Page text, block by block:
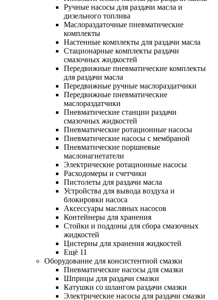
Ручные насосы для раздачи масла и
дизельного топлива
Маслораздаточные пневматические
комплекты
Настенные комплекты для раздачи масла
Стационарные комплекты раздачи
смазочных жидкостей
Передвижные пневматические комплекты
для раздачи масла
Передвижные ручные маслораздатчики
Передвижные пневматические
маслораздатчики
Пневматические станции раздачи
смазочных жидкостей
Пневматические ротационные насосы
Пневматические насосы с мембраной
Пневматические поршневые
маслонагнетатели
Электрические ротационные насосы
Расходомеры и счетчики
Пистолеты для раздачи масла
Устройства для вывода воздуха и
блокировки насоса
Аксессуары масляных насосов
Контейнеры для хранения
Стойки и поддоны для сбора смазочных
жидкостей
Цистерны для хранения жидкостей
Ещё 11
Оборудование для консистентной смазки
Пневматические насосы для смазки
Шприцы для раздачи смазки
Катушки со шлангом раздачи смазки
Электрические насосы для раздачи смазки